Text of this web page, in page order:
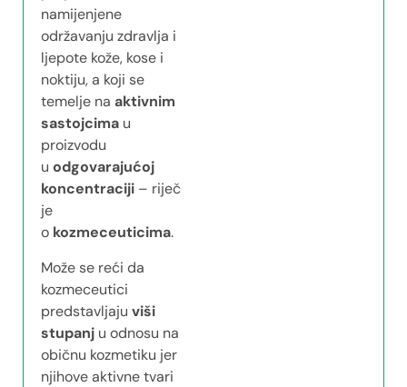
namijenjene
održavanju zdravlja i
ljepote kože, kose i
noktiju, a koji se
temelje na aktivnim
sastojcima u
proizvodu
u odgovarajućoj
koncentraciji – riječ
je
o kozmeceuticima.
Može se reći da
kozmeceutici
predstavljaju viši
stupanj u odnosu na
običnu kozmetiku jer
njihove aktivne tvari